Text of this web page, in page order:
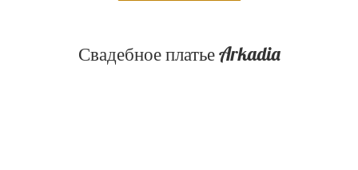
Свадебное платье Arkadia